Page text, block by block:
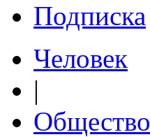
Подписка
Человек
|
Общество